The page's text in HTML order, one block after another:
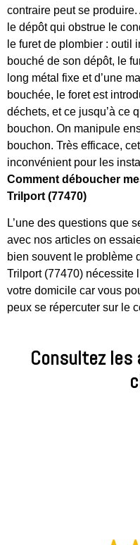
contraire peut se
le dépôt qui obstrue le
le furet de plombier : outil
bouché de son dépôt, le
long métal fixe et d’une
bouchée, le foret est
déchets, et ce jusqu’à ce
bouchon. On manipule
bouchon. Très efficace,
inconvénient pour les
Comment déboucher
Trilport (77470)
L’une des questions que
avec nos articles on
bien souvent le problème
Trilport (77470) nécessite
votre domicile car vous
peux se répercuter sur le
Consultez les